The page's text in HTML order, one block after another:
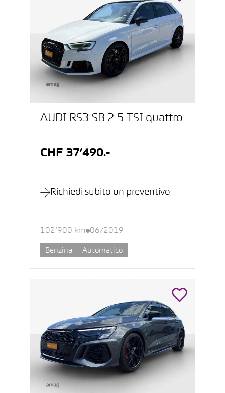
AUDI RS3 SB 2.5 TSI quattro
CHF 37’490.-
Richiedi subito un preventivo
102’900 km 06/2019
Benzina Automatico